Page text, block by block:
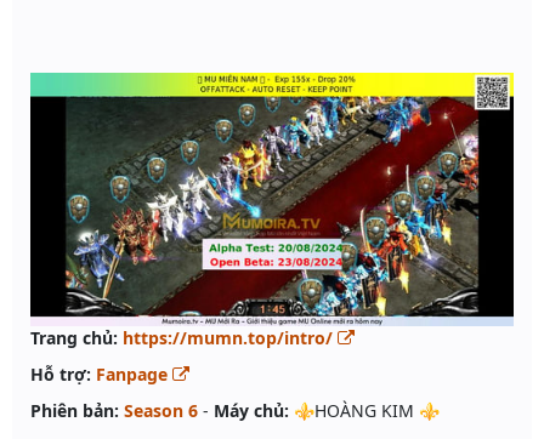
Trang chủ: https://mumn.top/intro/
Hỗ trợ: Fanpage
Phiên bản: Season 6 - Máy chủ: ⚜️HOÀNG KIM ⚜️